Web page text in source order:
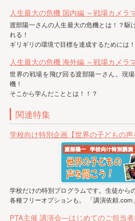
人生最大の危機 国内編 ～戦場カメ
渡部陽一さんの人生最大の危機とは！？駆け出し時代の生活が明かさ
れる！
ギリギリの環境で目標を達成するためには
人生最大の危機 海外編 ～戦場カメ
世界の戦場を飛び回る渡部陽一さん。現場で体験した絶対絶命の危
機！
そこから学んだこととは！！？
関連特集
学校向け特別企画【世界の子どもの声
学校だけの特別プログラムです。生徒からの取材にお答えするなど、
各種フリーオプションも。 「講演依頼.com
PTA主催 講演会―はじめてのご担当